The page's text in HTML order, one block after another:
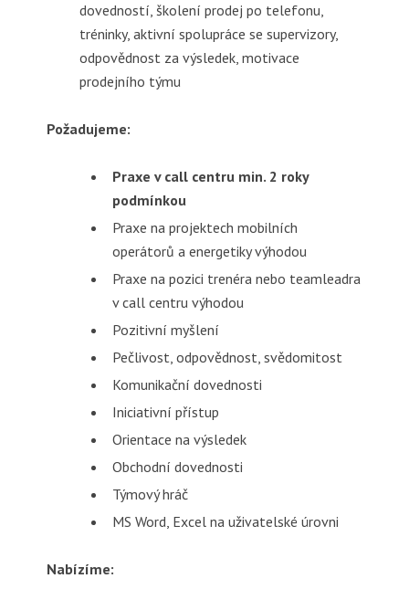
dovedností, školení prodej po telefonu,
tréninky, aktivní spolupráce se supervizory,
odpovědnost za výsledek, motivace
prodejního týmu
Požadujeme:
Praxe v call centru min. 2 roky
podmínkou
Praxe na projektech mobilních
operátorů a energetiky výhodou
Praxe na pozici trenéra nebo teamleadra
v call centru výhodou
Pozitivní myšlení
Pečlivost, odpovědnost, svědomitost
Komunikační dovednosti
Iniciativní přístup
Orientace na výsledek
Obchodní dovednosti
Týmový hráč
MS Word, Excel na uživatelské úrovni
Nabízíme: